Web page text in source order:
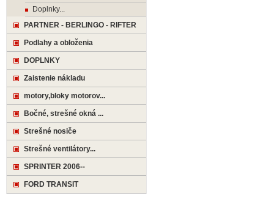
Doplnky...
PARTNER - BERLINGO - RIFTER
Podlahy a obloženia
DOPLNKY
Zaistenie nákladu
motory,bloky motorov...
Bočné, strešné okná ...
Strešné nosiče
Strešné ventilátory...
SPRINTER 2006--
FORD TRANSIT